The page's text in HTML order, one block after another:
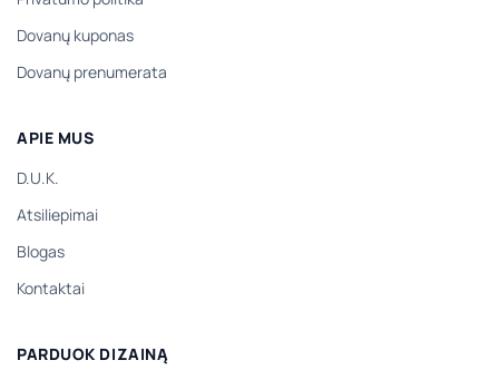
Dovanų kuponas
Dovanų prenumerata
APIE MUS
D.U.K.
Atsiliepimai
Blogas
Kontaktai
PARDUOK DIZAINĄ